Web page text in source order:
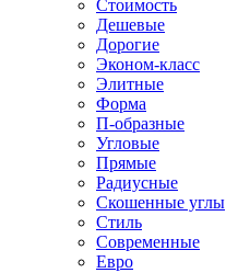
Стоимость
Дешевые
Дорогие
Эконом-класс
Элитные
Форма
П-образные
Угловые
Прямые
Радиусные
Скошенные углы
Стиль
Современные
Евро